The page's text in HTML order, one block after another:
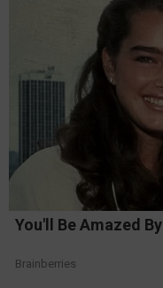
You'll Be Amazed
Brainberries